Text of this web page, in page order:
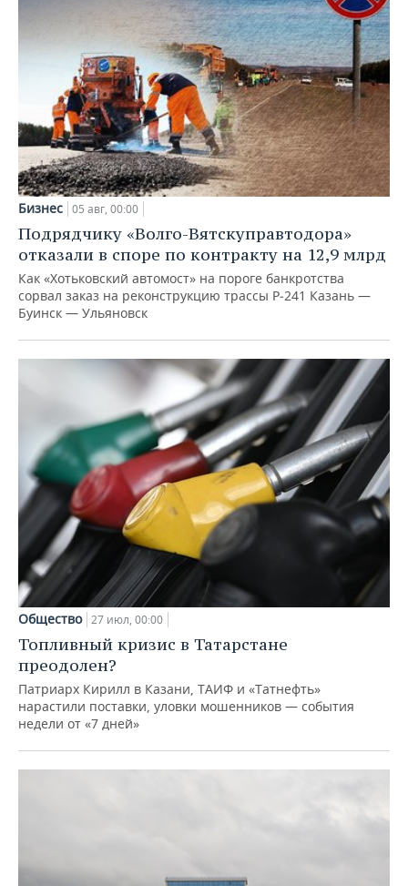
Бизнес 05 авг, 00:00
Подрядчику «Волго-Вятскуправтодора»
отказали в споре по контракту на 12,9 млрд
Как «Хотьковский автомост» на пороге банкротства
сорвал заказ на реконструкцию трассы Р‑241 Казань —
Буинск — Ульяновск
Общество 27 июл, 00:00
Топливный кризис в Татарстане
преодолен?
Патриарх Кирилл в Казани, ТАИФ и «Татнефть»
нарастили поставки, уловки мошенников — события
недели от «7 дней»